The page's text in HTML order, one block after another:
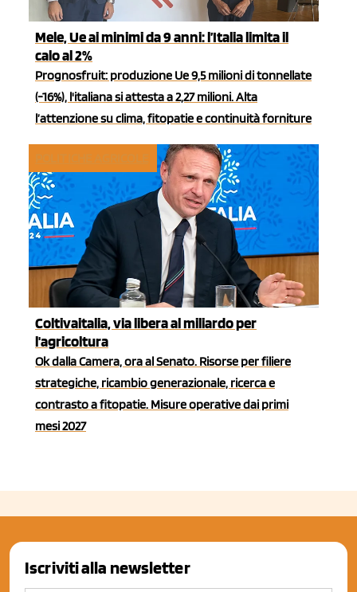
Mele, Ue ai minimi da 9 anni: l’Italia limita il
calo al 2%
Prognosfruit: produzione Ue 9,5 milioni di tonnellate
(-16%), l'italiana si attesta a 2,27 milioni. Alta
l’attenzione su clima, fitopatie e continuità forniture
Coltivaitalia, via libera al miliardo per
l'agricoltura
Ok dalla Camera, ora al Senato. Risorse per filiere
strategiche, ricambio generazionale, ricerca e
contrasto a fitopatie. Misure operative dai primi
mesi 2027
Iscriviti alla newsletter